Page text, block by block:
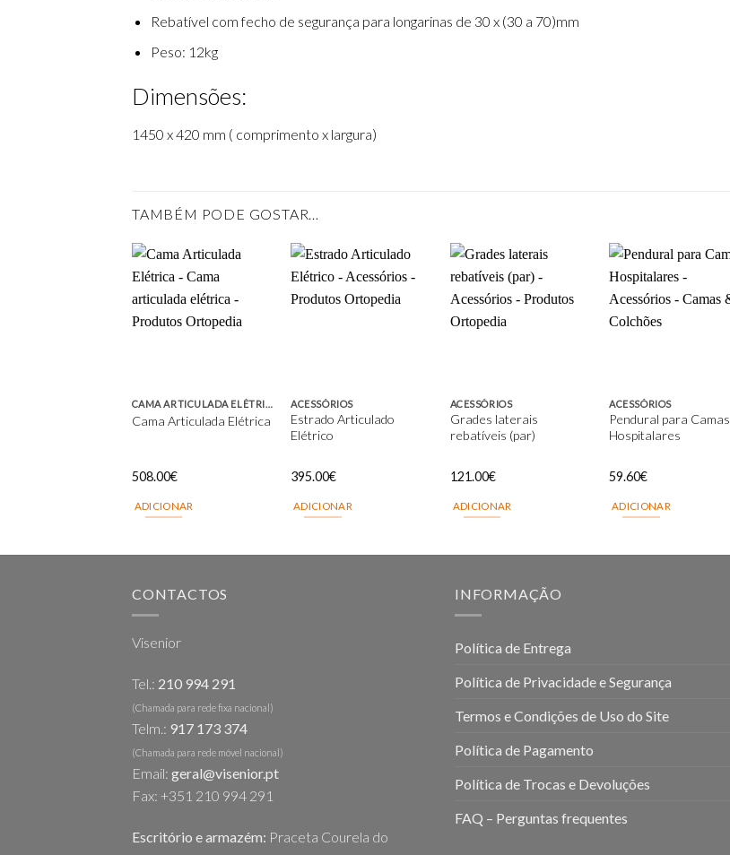
Rebatível com fecho de segurança para longarinas de 30 x (30 a 70)mm
Peso: 12kg
Dimensões:
1450 x 420 mm ( comprimento x largura)
TAMBÉM PODE GOSTAR…
Add to
Cama Articulada Elétrica
508.00€
ADICIONAR
ACESSÓRIOS
Estrado Articulado
Elétrico
395.00€
ADICIONAR
ACESSÓRIOS
Grades laterais
rebatíveis (par)
121.00€
ADICIONAR
ACESSÓRIOS
Pendural para Camas
Hospitalares
59.60€
ADICIONAR
CONTACTOS
Visenior
Tel.: 210 994 291
(Chamada para rede fixa nacional)
Telm.: 917 173 374
(Chamada para rede móvel nacional)
Email: geral@visenior.pt
Fax: +351 210 994 291
Escritório e armazém: Praceta Courela do
INFORMAÇÃO
Política de Entrega
Política de Privacidade e Segurança
Termos e Condições de Uso do Site
Política de Pagamento
Política de Trocas e Devoluções
FAQ – Perguntas frequentes